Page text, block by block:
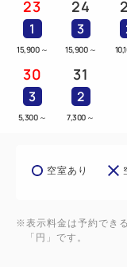
23
1
15,900 ～
24
3
15,900 ～
30
3
5,300 ～
31
2
7,300 ～
空室あり
※表示料金は予約でき
「円」です。